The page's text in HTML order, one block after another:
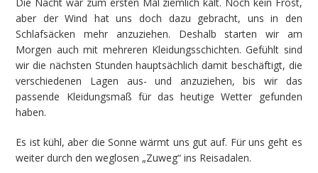
Die Nacht war zum ersten Mal ziemlich kalt. Noch kein Frost,
aber der Wind hat uns doch dazu gebracht, uns in den
Schlafsäcken mehr anzuziehen. Deshalb starten wir am
Morgen auch mit mehreren Kleidungsschichten. Gefühlt sind
wir die nächsten Stunden hauptsächlich damit beschäftigt, die
verschiedenen Lagen aus- und anzuziehen, bis wir das
passende Kleidungsmaß für das heutige Wetter gefunden
haben.
Es ist kühl, aber die Sonne wärmt uns gut auf. Für uns geht es
weiter durch den weglosen „Zuweg“ ins Reisadalen.